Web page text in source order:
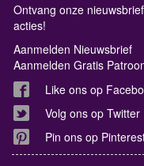
Ontvang onze
acties!
Aanmelden Nieuwsbrief
Aanmelden Gratis
Like ons op
Volg ons op Twitter
Pin ons op